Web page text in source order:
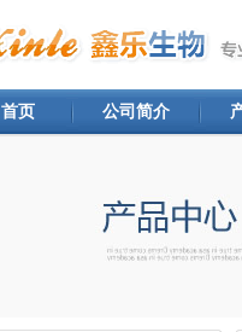
首页 公司简介